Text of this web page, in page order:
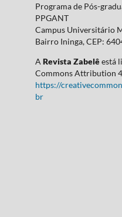
Programa de Pós-
PPGANT
Campus Universitário
Bairro Ininga, CEP:
A Revista Zabelêestá
Commons Attribution
https://
br